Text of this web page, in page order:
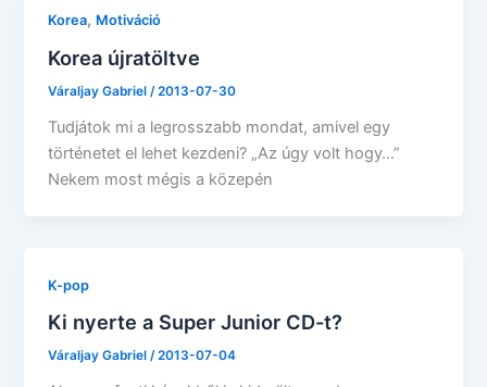
Korea, Motiváció
Korea újratöltve
Váraljay Gabriel/2013-07-30
Tudjátok mi a legrosszabb mondat, amivel egy
történetet el lehet kezdeni? „Az úgy volt hogy…”
Nekem most mégis a közepén
K-pop
Ki nyerte a Super Junior CD-t?
Váraljay Gabriel/2013-07-04